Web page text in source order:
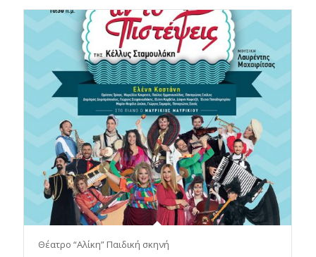
Θέατρο “Αλίκη” Παιδική σκηνή